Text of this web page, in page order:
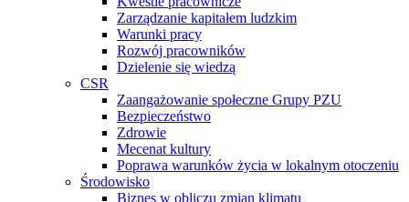
Zarządzanie kapitałem ludzkim
Warunki pracy
Rozwój pracowników
Dzielenie się wiedzą
CSR
Zaangażowanie społeczne Grupy PZU
Bezpieczeństwo
Zdrowie
Mecenat kultury
Poprawa warunków życia w lokalnym otoczeniu
Środowisko
Biznes w obliczu zmian klimatu